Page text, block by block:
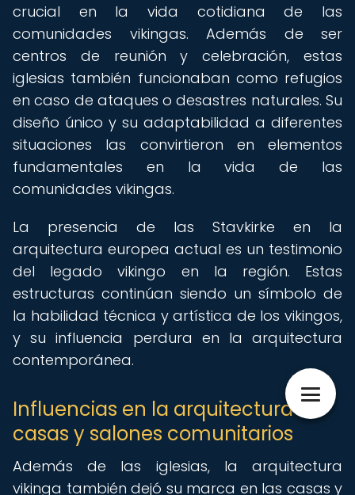
crucial en la vida cotidiana de las
comunidades vikingas. Además de ser
centros de reunión y celebración, estas
iglesias también funcionaban como refugios
en caso de ataques o desastres naturales. Su
diseño único y su adaptabilidad a diferentes
situaciones las convirtieron en elementos
fundamentales en la vida de las
comunidades vikingas.
La presencia de las Stavkirke en la
arquitectura europea actual es un testimonio
del legado vikingo en la región. Estas
estructuras continúan siendo un símbolo de
la habilidad técnica y artística de los vikingos,
y su influencia perdura en la arquitectura
contemporánea.
Influencias en la arquitectura de
casas y salones comunitarios
Además de las iglesias, la arquitectura
vikinga también dejó su marca en las casas y